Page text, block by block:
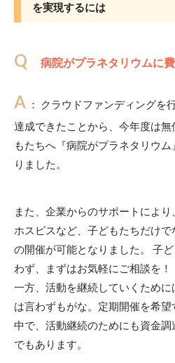
を実現するには
Q 病院がプラネタリウムに
A ： クラウドファンディングを
達成できたことから、今年度は
もたちへ『病院がプラネタリウ
りました。
また、企業からのサポートによ
ホスピスなど、子どもたちだけ
の開催が可能となりました。 子
わず、まずはお気軽にご相談を
一方、活動を継続していくため
は言わずもがな。定期開催を希
中で、活動継続のためにも資金
でもあります。